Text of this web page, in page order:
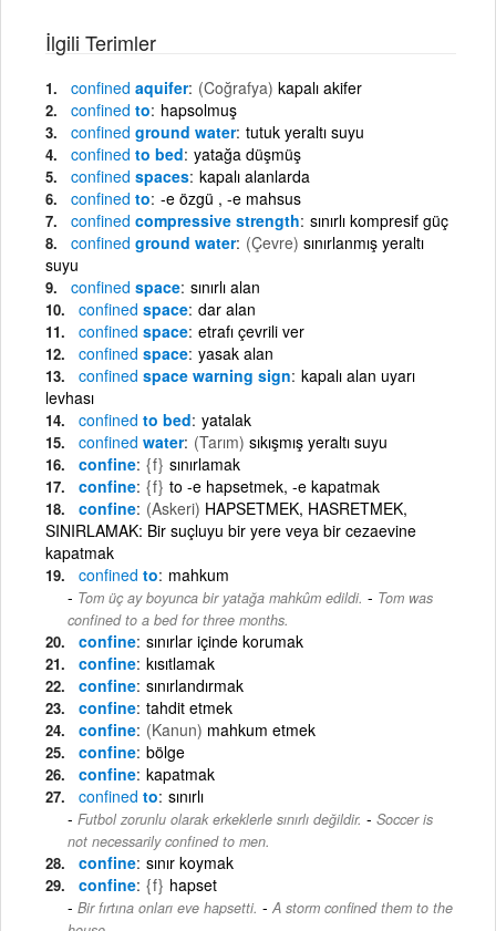
İlgili Terimler
confined aquifer (Coğrafya) kapalı akifer
confined to hapsolmuş
confined ground water tutuk yeraltı suyu
confined to bed yatağa düşmüş
confined spaces kapalı alanlarda
confined to -e özgü , -e mahsus
confined compressive strength sınırlı kompresif güç
confined ground water (Çevre) sınırlanmış yeraltı
suyu
confined space sınırlı alan
confined space dar alan
confined space etrafı çevrili ver
confined space yasak alan
confined space warning sign kapalı alan uyarı
levhası
confined to bed yatalak
confined water (Tarım) sıkışmış yeraltı suyu
confine {f} sınırlamak
confine {f} to -e hapsetmek, -e kapatmak
confine (Askeri) HAPSETMEK, HASRETMEK,
SINIRLAMAK: Bir suçluyu bir yere veya bir cezaevine
kapatmak
confined to mahkum
Tom üç ay boyunca bir yatağa mahkûm edildi. - Tom was
confined to a bed for three months.
confine sınırlar içinde korumak
confine kısıtlamak
confine sınırlandırmak
confine tahdit etmek
confine (Kanun) mahkum etmek
confine bölge
confine kapatmak
confined to sınırlı
Futbol zorunlu olarak erkeklerle sınırlı değildir. - Soccer is
not necessarily confined to men.
confine sınır koymak
confine {f} hapset
Bir fırtına onları eve hapsetti. - A storm confined them to the